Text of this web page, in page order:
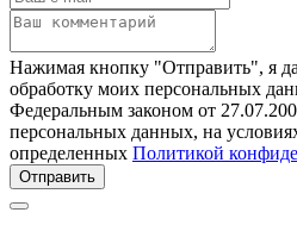
Нажимая кнопку "Отправить", я
обработку моих персональных
Федеральным законом от
персональных данных, на
определенных Политикой
Отправить